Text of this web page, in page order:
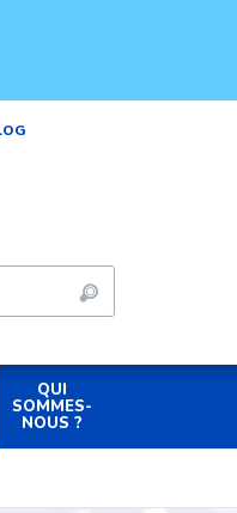
QUI
SOMMES-
NOUS ?